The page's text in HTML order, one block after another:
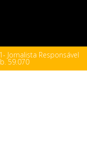
Jornalista Responsável
59.070